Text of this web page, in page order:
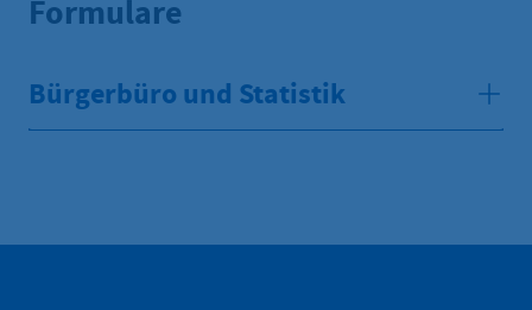
Formulare
Bürgerbüro und Statistik